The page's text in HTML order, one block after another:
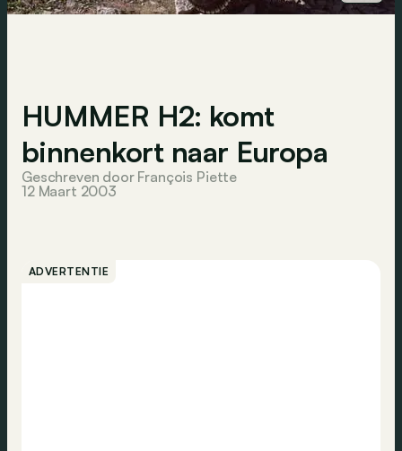
HUMMER H2: komt
binnenkort naar Europa
Geschreven door François Piette
12 Maart 2003
ADVERTENTIE